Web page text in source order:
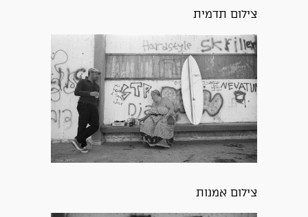
צילום תדמית
צילום אמנות